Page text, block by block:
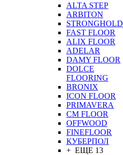
ALTA STEP
ARBITON
STRONGHOLD
FAST FLOOR
ALIX FLOOR
ADELAR
DAMY FLOOR
DOLCE
FLOORING
BRONIX
ICON FLOOR
PRIMAVERA
CM FLOOR
OFFWOOD
FINEFLOOR
КУБЕРПОЛ
+ ЕЩЕ 13